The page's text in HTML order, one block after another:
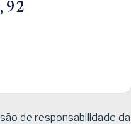
92
de responsabilidade da